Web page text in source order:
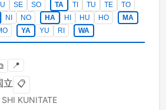
SE SO TA TI TU TE
TO
NI NO HA HI HU HO
MA
YA YU RI WA
📍
立 📋
SHI KUNITATE